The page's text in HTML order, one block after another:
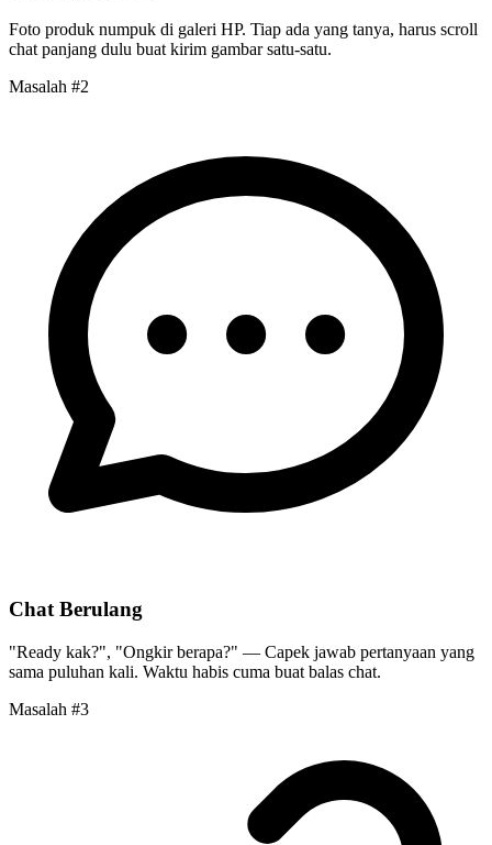
Foto produk numpuk di galeri HP. Tiap ada yang tanya, harus scroll
chat panjang dulu buat kirim gambar satu-satu.
Masalah #2
Chat Berulang
"Ready kak?", "Ongkir berapa?" — Capek jawab pertanyaan yang
sama puluhan kali. Waktu habis cuma buat balas chat.
Masalah #3